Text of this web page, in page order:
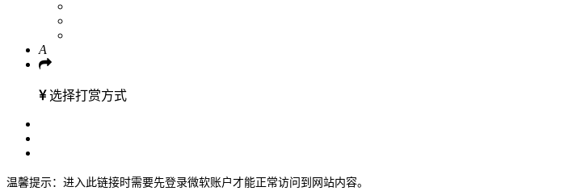
A
选择打赏方式
温馨提示：进入此链接时需要先登录微软账户才能正常访问到网站内容。